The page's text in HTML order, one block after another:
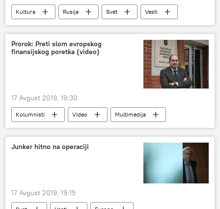
Kultura Rusija Svet
Vesti
Kerč (grad na Krimu)
Arheologija
Prorok: Preti slom evropskog
finansijskog poretka (video)
17 Avgust 2019, 19:30
Kolumnisti Video
Multimedija
Emisija „Prorok“
Junker hitno na operaciji
17 Avgust 2019, 19:15